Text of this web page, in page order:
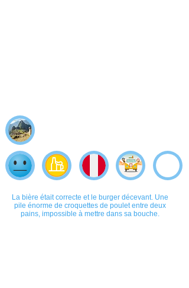
La bière était correcte et le burger décevant. Une
pile énorme de croquettes de poulet entre deux
pains, impossible à mettre dans sa bouche.